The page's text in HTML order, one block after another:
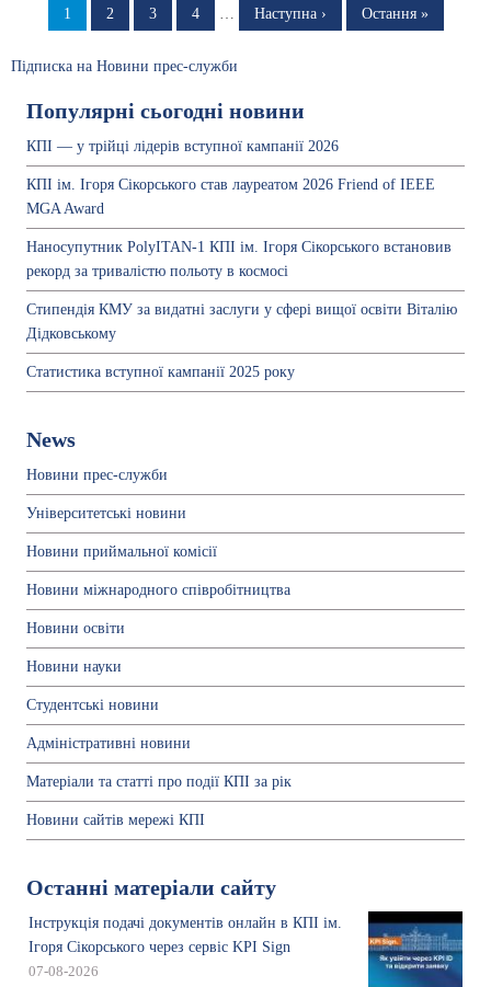
Сторінка
1 Сторінка
2 Сторінка
3 Сторінка
4 …
Наступна
Наступна ›
Остання
Остання »
Підписка на Новини прес-служби
Популярні сьогодні новини
КПІ — у трійці лідерів вступної кампанії 2026
КПІ ім. Ігоря Сікорського став лауреатом 2026 Friend of IEEE
MGA Award
Наносупутник PolyITAN-1 КПІ ім. Ігоря Сікорського встановив
рекорд за тривалістю польоту в космосі
Стипендія КМУ за видатні заслуги у сфері вищої освіти Віталію
Дідковському
Статистика вступної кампанії 2025 року
News
Новини прес-служби
Університетські новини
Новини приймальної комісії
Новини міжнародного співробітництва
Новини освіти
Новини науки
Студентські новини
Адміністративні новини
Матеріали та статті про події КПІ за рік
Новини сайтів мережі КПІ
Останні матеріали сайту
Інструкція подачі документів онлайн в КПІ ім.
Ігоря Сікорського через сервіс KPI Sign
07-08-2026